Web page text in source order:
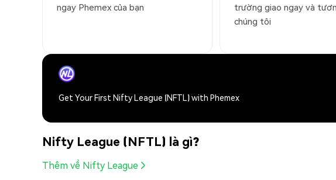
ngay Phemex của bạn
trường giao ngay và
chúng tôi
Get Your First Nifty League (NFTL) with Phemex
Nifty League (NFTL) là gì?
Thêm về Nifty League